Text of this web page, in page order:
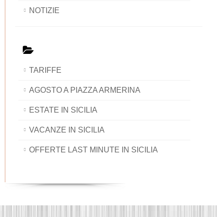
NOTIZIE
TARIFFE
AGOSTO A PIAZZA ARMERINA
ESTATE IN SICILIA
VACANZE IN SICILIA
OFFERTE LAST MINUTE IN SICILIA